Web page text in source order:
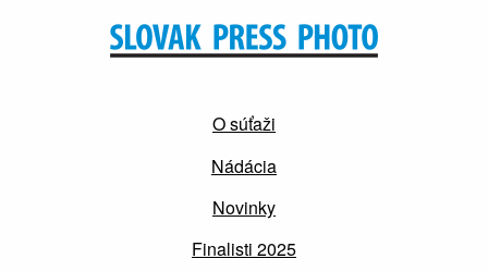
O súťaži
Nádácia
Novinky
Finalisti 2025